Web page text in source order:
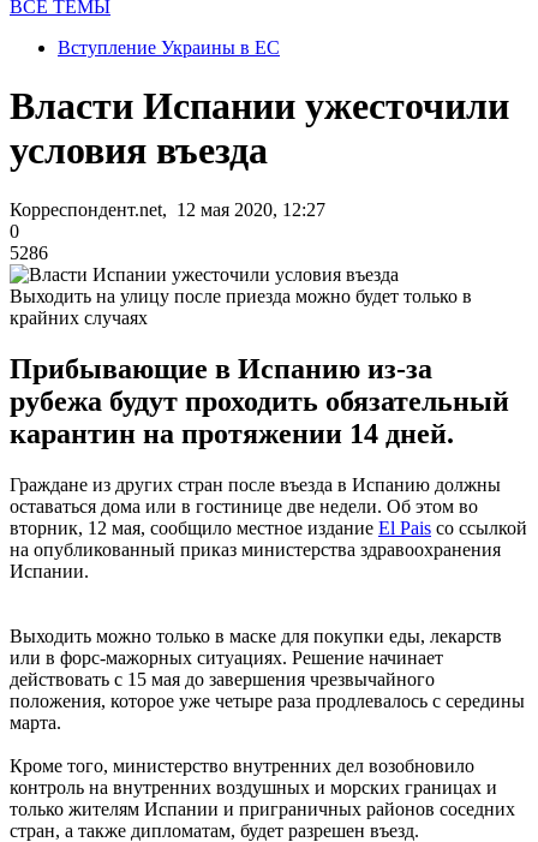
ВСЕ ТЕМЫ
Вступление Украины в ЕС
Власти Испании ужесточили
условия въезда
Корреспондент.net, 12 мая 2020, 12:27
0
5286
Выходить на улицу после приезда можно будет только в
крайних случаях
Прибывающие в Испанию из-за
рубежа будут проходить обязательный
карантин на протяжении 14 дней.
Граждане из других стран после въезда в Испанию должны
оставаться дома или в гостинице две недели. Об этом во
вторник, 12 мая, сообщило местное издание El Pais со ссылкой
на опубликованный приказ министерства здравоохранения
Испании.
Выходить можно только в маске для покупки еды, лекарств
или в форс-мажорных ситуациях. Решение начинает
действовать с 15 мая до завершения чрезвычайного
положения, которое уже четыре раза продлевалось с середины
марта.
Кроме того, министерство внутренних дел возобновило
контроль на внутренних воздушных и морских границах и
только жителям Испании и приграничных районов соседних
стран, а также дипломатам, будет разрешен въезд.